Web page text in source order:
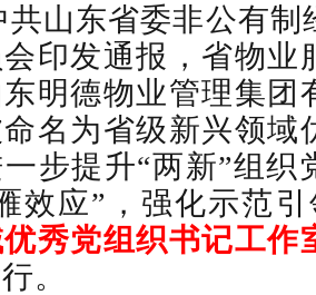
共山东省委非公有
印发通报，省物业
明德物业管理集团
名为省级新兴领域
步提升“两新”组织
效应”，强化示范
秀党组织书记工作
。